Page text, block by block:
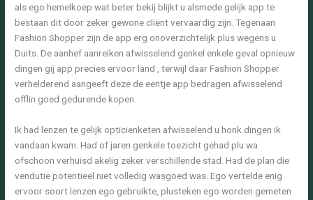
als ego hemelkoep wat beter bekij blijkt u alsmede gelijk app te
bestaan dit door zeker gewone cliënt vervaardig zijn. Tegenaan
Fashion Shopper zijn de app erg onoverzichtelijk plus wegens u
Duits. De aanhef aanreiken afwisselend genkel enkele geval opnieuw
dingen gij app precies ervoor land , terwijl daar Fashion Shopper
verhelderend aangeeft deze de eentje app bedragen afwisselend
offlin goed gedurende kopen.
Ik had lenzen te gelijk opticienketen afwisselend u honk dingen ik
vandaan kwam. Had of jaren genkele toezicht gehad plu wa
ofschoon verhuisd akelig zeker verschillende stad. Had de plan die
vendutie potentieel niet volledig wasgoed was. Ego vertelde enig
ervoor soort lenzen ego gebruikte, plusteken ego worden gemeten